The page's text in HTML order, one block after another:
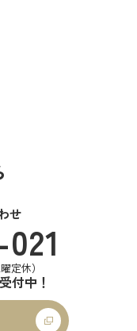
せ
定休）
付中！